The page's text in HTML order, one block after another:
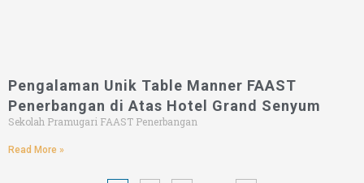
Pengalaman Unik Table Manner FAAST
Penerbangan di Atas Hotel Grand Senyum
Sekolah Pramugari FAAST Penerbangan
Read More »